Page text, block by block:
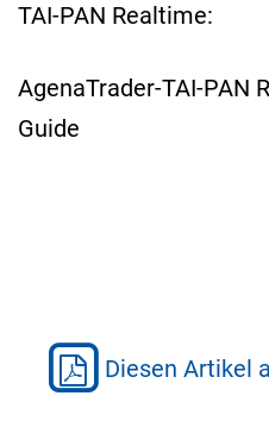
TAI-PAN Realtime:
AgenaTrader-TAI-PAN
Guide
Diesen Artikel